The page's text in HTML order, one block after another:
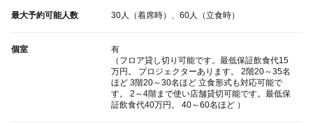
最大予約可能人数 30人（着席時）、60人（立食時）
個室
有
（フロア貸し切り可能です。最低保証飲食代15
万円。 プロジェクターあります。 2階20～35名
ほど 3階20～30名ほど 立食形式も対応可能で
す。 2～4階まで使い店舗貸切可能です。最低保
証飲食代40万円。 40～60名ほど ）